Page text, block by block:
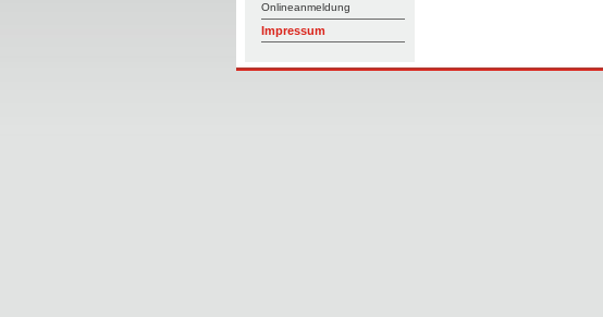
Onlineanmeldung
Impressum